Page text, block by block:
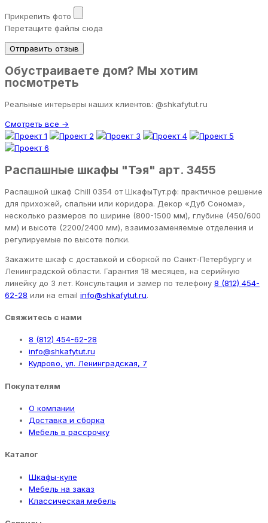
Прикрепить фото
Перетащите файлы сюда
Отправить отзыв
Обустраиваете дом? Мы хотим
посмотреть
Реальные интерьеры наших клиентов: @shkafytut.ru
Смотреть все →
Распашные шкафы "Тэя" арт. 3455
Распашной шкаф Chill 0354 от ШкафыТут.рф: практичное решение
для прихожей, спальни или коридора. Декор «Дуб Сонома»,
несколько размеров по ширине (800-1500 мм), глубине (450/600
мм) и высоте (2200/2400 мм), взаимозаменяемые отделения и
регулируемые по высоте полки.
Закажите шкаф с доставкой и сборкой по Санкт-Петербургу и
Ленинградской области. Гарантия 18 месяцев, на серийную
линейку до 3 лет. Консультация и замер по телефону 8 (812) 454-
62-28 или на email info@shkafytut.ru.
Свяжитесь с нами
8 (812) 454-62-28
info@shkafytut.ru
Кудрово, ул. Ленинградская, 7
Покупателям
О компании
Доставка и сборка
Мебель в рассрочку
Каталог
Шкафы-купе
Мебель на заказ
Классическая мебель